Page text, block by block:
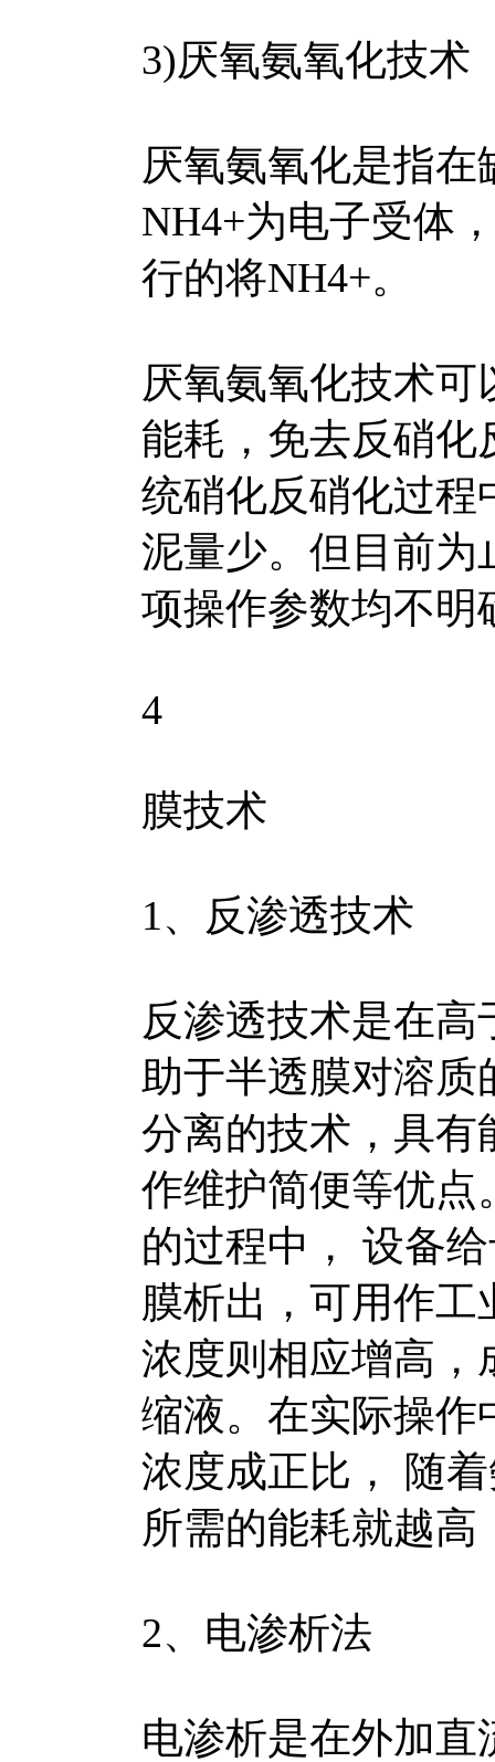
3)厌氧氨氧化技术
厌氧氨氧化是指
NH4+为电子受体
行的将NH4+。
厌氧氨氧化技术
能耗，免去反硝化
统硝化反硝化过程
泥量少。但目前为
项操作参数均不明
4
膜技术
1、反渗透技术
反渗透技术是在
助于半透膜对溶质
分离的技术，具有
作维护简便等优点
的过程中， 设备
膜析出，可用作
浓度则相应增高，
缩液。在实际操作
浓度成正比， 随
所需的能耗就越
2、电渗析法
电渗析是在外加